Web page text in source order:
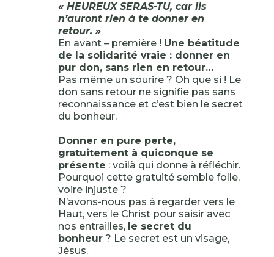
« HEUREUX SERAS-TU, car ils
n’auront rien à te donner en
retour. »
En avant – première ! Une béatitude
de la solidarité vraie : donner en
pur don, sans rien en retour…
Pas même un sourire ? Oh que si ! Le
don sans retour ne signifie pas sans
reconnaissance et c’est bien le secret
du bonheur.
Donner en pure perte,
gratuitement à quiconque se
présente : voilà qui donne à réfléchir.
Pourquoi cette gratuité semble folle,
voire injuste ?
N’avons-nous pas à regarder vers le
Haut, vers le Christ pour saisir avec
nos entrailles, le secret du
bonheur? Le secret est un visage,
Jésus.